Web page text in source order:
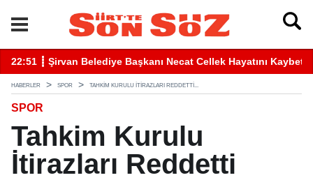
22:41 ┋ Siirt’te Baraj Sularının Yükselmesiyle Mahsur Kalan
HABERLER SPOR TAHKIM KURULU İTIRAZLARI REDDETTI...
SPOR
Tahkim Kurulu
İtirazları Reddetti